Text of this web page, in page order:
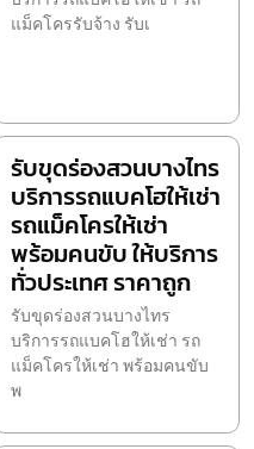
แม็คโครรับจ้าง รับเ
รับขุดร่องสวนบางไทร
บริการรถแบคโฮให้เช่า
รถแม็คโครให้เช่า
พร้อมคนขับ ให้บริการ
ทั่วประเทศ ราคาถูก
รับขุดร่องสวนบางไทร
บริการรถแบคโฮให้เช่า รถ
แม็คโครให้เช่า พร้อมคนขับ
พ